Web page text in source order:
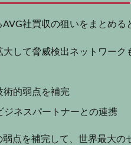
社買収の狙いをまとめる
大して脅威検出ネットワーク
術的弱点を補完
ジネスパートナーとの連携
弱点を補完して、世界最大